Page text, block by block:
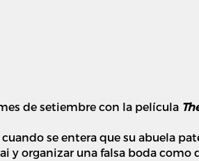
de setiembre con la película
se entera que su abuela
y organizar una falsa boda como